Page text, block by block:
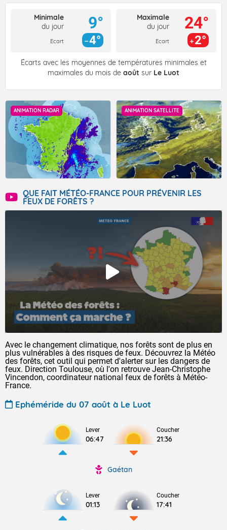
Minimale
du jour
Ecart
9°
4°
Maximale
du jour
Ecart
24°
2°
Écarts avec les moyennes de températures minimales et
maximales du mois de août sur Le Luot
ANIMATION RADAR ANIMATION SATELLITE
QUE FAIT MÉTÉO-FRANCE POUR PRÉVENIR LES
FEUX DE FORÊTS ?
Avec le changement climatique, nos forêts sont de plus en
plus vulnérables à des risques de feux. Découvrez la Météo
des forêts, cet outil qui permet d'alerter sur les dangers de
feux. Direction Toulouse, où l'on retrouve Jean-Christophe
Vincendon, coordinateur national feux de forêts à Météo-
France.
Ephéméride du 07 août à Le Luot
Lever
06:47
Coucher
21:36
Gaétan
Lever
01:13
Coucher
17:41